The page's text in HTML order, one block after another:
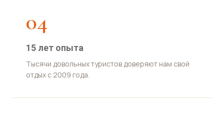
04
15 лет опыта
Тысячи довольных туристов доверяют нам свой
отдых с 2009 года.